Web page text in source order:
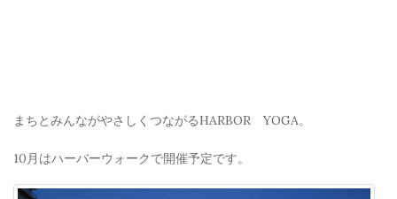
まちとみんながやさしくつながるHARBOR YOGA。
10月はハーバーウォークで開催予定です。